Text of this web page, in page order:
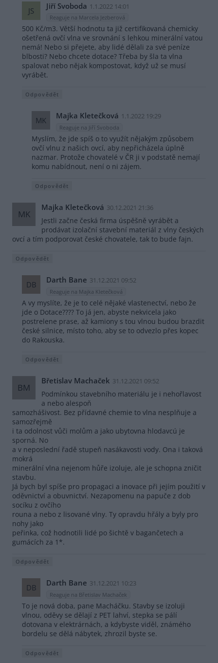
JS Jiří Svoboda 1.1.2022 14:01
Reaguje na Marcela Jezberová
500 Kč/m3. Větší hodnotu ta již certifikovaná chemicky
ošetřená ovčí vlna ve srovnání s lehkou minerální vatou
nemá! Nebo si přejete, aby lidé dělali za své peníze
blbosti? Nebo chcete dotace? Třeba by šla ta vlna
spalovat nebo nějak kompostovat, když už se musí
vyrábět.
Odpovědět
MK Majka Kletečková 1.1.2022 19:29
Reaguje na Jiří Svoboda
Myslím, že jde spíš o to využít nějakým způsobem
ovčí vlnu z našich ovcí, aby nepřicházela úplně
nazmar. Protože chovatelé v ČR ji v podstatě nemají
komu nabídnout, není o ni zájem.
Odpovědět
MK
Majka Kletečková 30.12.2021 21:36
Jestli začne česká firma úspěšně vyrábět a
prodávat izolační stavební materiál z vlny českých
ovcí a tím podporovat české chovatele, tak to bude fajn.
Odpovědět
DB Darth Bane 31.12.2021 09:52
Reaguje na Majka Kletečková
A vy myslíte, že je to celé nějaké vlastenectví, nebo že
jde o Dotace???? To já jen, abyste nekvicela jako
postrelene prase, až kamiony s tou vlnou budou brazdit
české silnice, místo toho, aby se to odvezlo přes kopec
do Rakouska.
Odpovědět
BM
Břetislav Machaček 31.12.2021 09:52
Podmínkou stavebního materiálu je i nehořlavost
a nebo alespoň
samozhášivost. Bez přídavné chemie to vlna nesplňuje a
samozřejmě
i ta odolnost vůči molům a jako ubytovna hlodavcú je
sporná. No
a v neposlední řadě stupeň nasákavosti vody. Ona i taková
mokrá
minerální vlna nejenom hůře izoluje, ale je schopna zničit
stavbu.
Já bych byl spíše pro propagaci a inovace při jejím použití v
oděvnictví a obuvnictví. Nezapomenu na papuče z dob
socíku z ovčího
rouna a nebo z lisované vlny. Ty opravdu hřály a byly pro
nohy jako
peřinka, což hodnotili lidé po šichtě v bagančetech a
gumácích za 1*.
Odpovědět
DB Darth Bane 31.12.2021 10:23
Reaguje na Břetislav Machaček
To je nová doba, pane Macháčku. Stavby se izoluji
vlnou, oděvy se dělají z PET lahví, stepka se pálí
dotovana v elektrárnách, a kdybyste viděl, známého
bordelu se dělá nábytek, zhrozil byste se.
Odpovědět